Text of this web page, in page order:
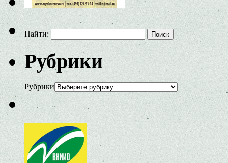
Найти:
Рубрики
Рубрики